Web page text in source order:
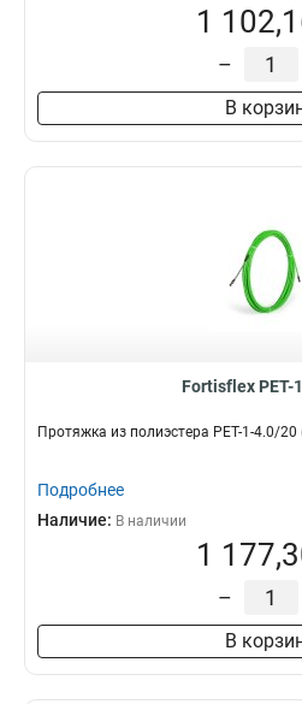
1
–
В
Fortisflex PET-
Протяжка из полиэстера PET-1-4.0/
Подробнее
Наличие: В наличии
1
–
В